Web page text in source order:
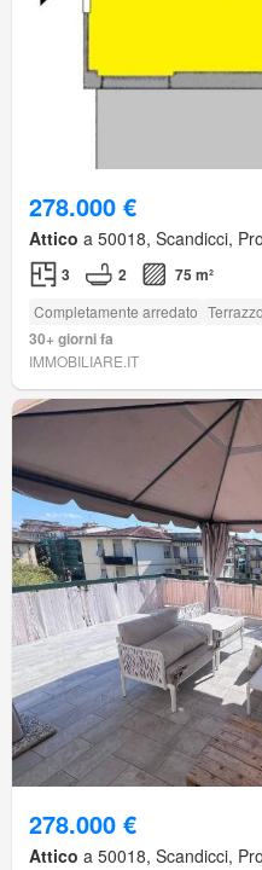
278.000 €
Attico a 50018, Scandicci,
3 2 75 m²
Completamente arredato Terrazzo
30+ giorni fa
IMMOBILIARE.IT
278.000 €
Attico a 50018, Scandicci,